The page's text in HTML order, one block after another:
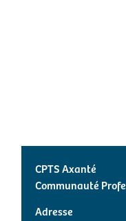
CPTS Axanté
Communauté
Adresse